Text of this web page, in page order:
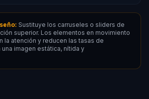
Sustituye los carruseles o sliders de
superior. Los elementos en movimiento
la atención y reducen las tasas de
imagen estática, nítida y